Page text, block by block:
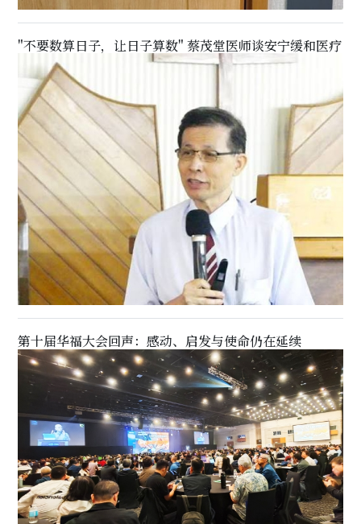
"不要数算日子，让日子算数" 蔡茂堂医师谈安宁缓和医疗
第十届华福大会回声：感动、启发与使命仍在延续